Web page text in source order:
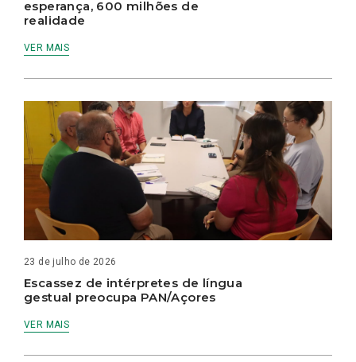
esperança, 600 milhões de
realidade
VER MAIS
23 de julho de 2026
Escassez de intérpretes de língua
gestual preocupa PAN/Açores
VER MAIS